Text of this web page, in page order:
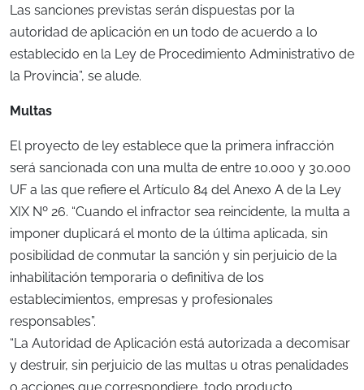
Las sanciones previstas serán dispuestas por la
autoridad de aplicación en un todo de acuerdo a lo
establecido en la Ley de Procedimiento Administrativo de
la Provincia”, se alude.
Multas
El proyecto de ley establece que la primera infracción
será sancionada con una multa de entre 10.000 y 30.000
UF a las que refiere el Artículo 84 del Anexo A de la Ley
XIX Nº 26. “Cuando el infractor sea reincidente, la multa a
imponer duplicará el monto de la última aplicada, sin
posibilidad de conmutar la sanción y sin perjuicio de la
inhabilitación temporaria o definitiva de los
establecimientos, empresas y profesionales
responsables”.
“La Autoridad de Aplicación está autorizada a decomisar
y destruir, sin perjuicio de las multas u otras penalidades